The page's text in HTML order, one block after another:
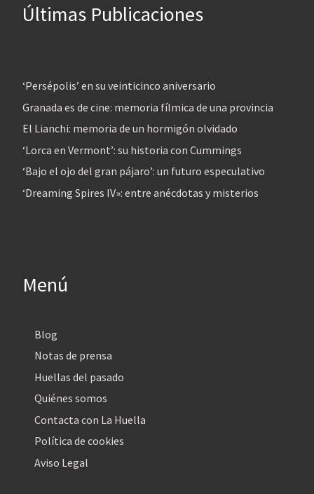
Últimas Publicaciones
‘Persépolis’ en su veinticinco aniversario
Granada es de cine: memoria fílmica de una provincia
El Lianchi: memoria de un hormigón olvidado
‘Lorca en Vermont’: su historia con Cummings
‘Bajo el ojo del gran pájaro’: un futuro especulativo
‘Dreaming Spires IV»: entre anécdotas y misterios
Menú
Blog
Notas de prensa
Huellas del pasado
Quiénes somos
Contacta con La Huella
Política de cookies
Aviso Legal